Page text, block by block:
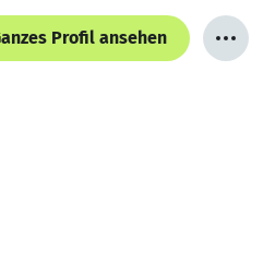
Profil ansehen